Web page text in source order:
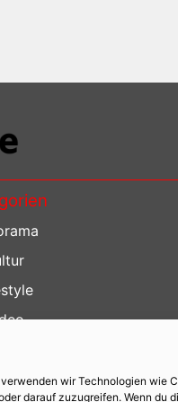
wir Technologien wie
darauf zuzugreifen. Wenn du